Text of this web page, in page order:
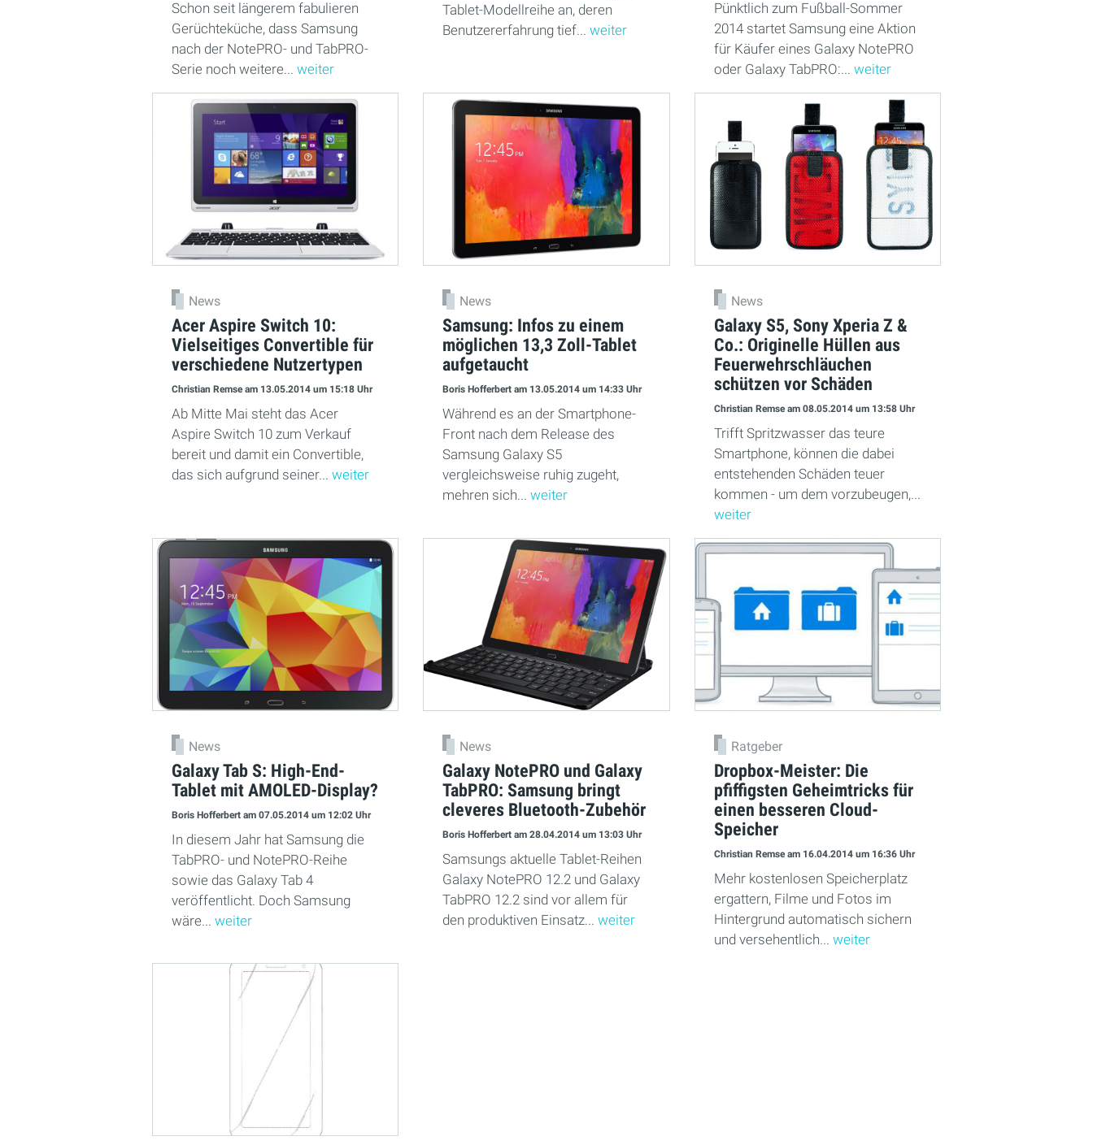
Schon seit längerem fabulieren
Gerüchteküche, dass Samsung
nach der NotePRO- und TabPRO-
Serie noch weitere... weiter
Tablet-Modellreihe an, deren
Benutzererfahrung tief...weiter
Pünktlich zum Fußball-Sommer
2014 startet Samsung eine Aktion
für Käufer eines Galaxy NotePRO
oder Galaxy TabPRO:... weiter
News
Acer Aspire Switch 10:
Vielseitiges Convertible für
verschiedene Nutzertypen
Christian Remseam 13.05.2014 um 15:18 Uhr
Ab Mitte Mai steht das Acer
Aspire Switch 10 zum Verkauf
bereit und damit ein Convertible,
das sich aufgrund seiner... weiter
News
Samsung: Infos zu einem
möglichen 13,3 Zoll-Tablet
aufgetaucht
Boris Hofferbertam 13.05.2014 um 14:33 Uhr
Während es an der Smartphone-
Front nach dem Release des
Samsung Galaxy S5
vergleichsweise ruhig zugeht,
mehren sich...weiter
News
Galaxy S5, Sony Xperia Z &
Co.: Originelle Hüllen aus
Feuerwehrschläuchen
schützen vor Schäden
Christian Remseam 08.05.2014 um 13:58 Uhr
Trifft Spritzwasser das teure
Smartphone, können die dabei
entstehenden Schäden teuer
kommen - um dem vorzubeugen,...
weiter
News
Galaxy Tab S: High-End-
Tablet mit AMOLED-Display?
Boris Hofferbert am 07.05.2014 um 12:02 Uhr
In diesem Jahr hat Samsung die
TabPRO- und NotePRO-Reihe
sowie das Galaxy Tab 4
veröffentlicht. Doch Samsung
wäre... weiter
News
Galaxy NotePRO und Galaxy
TabPRO: Samsung bringt
cleveres Bluetooth-Zubehör
Boris Hofferbertam 28.04.2014 um 13:03 Uhr
Samsungs aktuelle Tablet-Reihen
Galaxy NotePRO 12.2 und Galaxy
TabPRO 12.2 sind vor allem für
den produktiven Einsatz...weiter
Ratgeber
Dropbox-Meister: Die
pfiffigsten Geheimtricks für
einen besseren Cloud-
Speicher
Christian Remseam 16.04.2014 um 16:36 Uhr
Mehr kostenlosen Speicherplatz
ergattern, Filme und Fotos im
Hintergrund automatisch sichern
und versehentlich... weiter